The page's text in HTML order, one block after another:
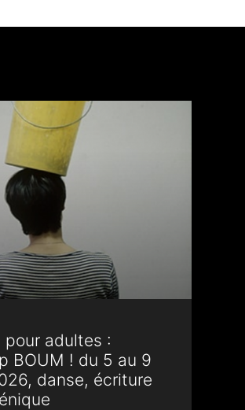
pour adultes :
BOUM ! du 5 au 9
danse, écriture